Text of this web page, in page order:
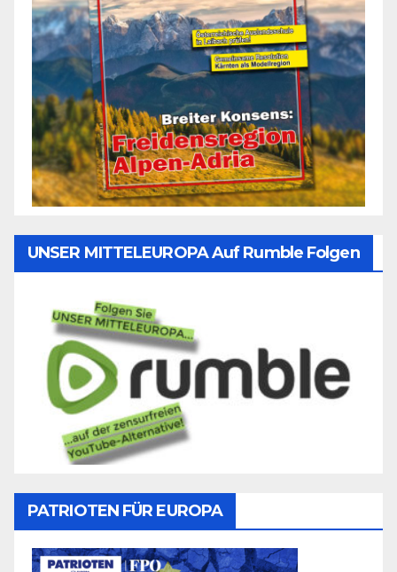
UNSER MITTELEUROPA Auf Rumble Folgen
PATRIOTEN FÜR EUROPA